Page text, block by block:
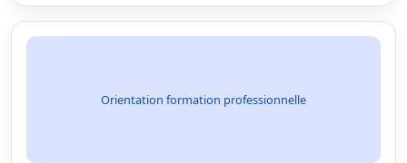
Orientation formation professionnelle